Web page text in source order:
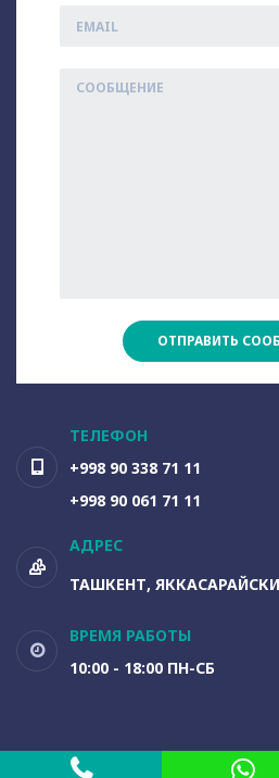
ОТПРАВИТЬ
ТЕЛЕФОН
+998 90 338 71 11
+998 90 061 71 11
АДРЕС
ТАШКЕНТ,
ВРЕМЯ РАБОТЫ
10:00 - 18:00 ПН-СБ
BY